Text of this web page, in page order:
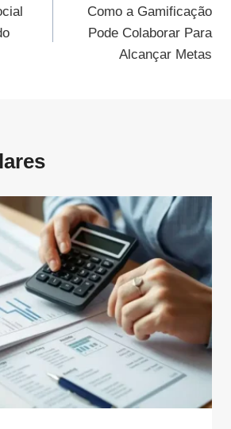
Como a Gamificação
Pode Colaborar Para
Alcançar Metas